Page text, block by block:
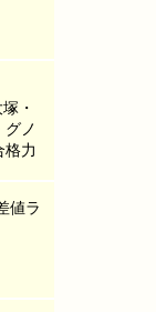
・
ノ
格力
値ラ